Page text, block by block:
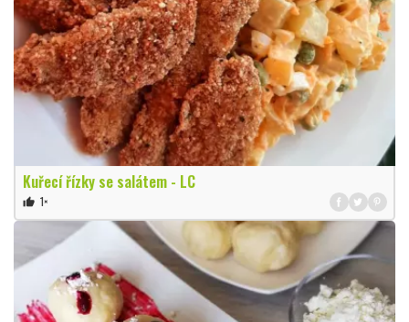
Kuřecí řízky se salátem - LC
thumb_up 1×